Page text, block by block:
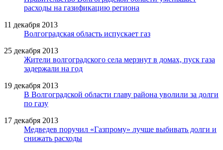
расходы на газификацию региона
11 декабря 2013
Волгоградская область испускает газ
25 декабря 2013
Жители волгоградского села мерзнут в домах, пуск газа
задержали на год
19 декабря 2013
В Волгоградской области главу района уволили за долги
по газу
17 декабря 2013
Медведев поручил «Газпрому» лучше выбивать долги и
снижать расходы